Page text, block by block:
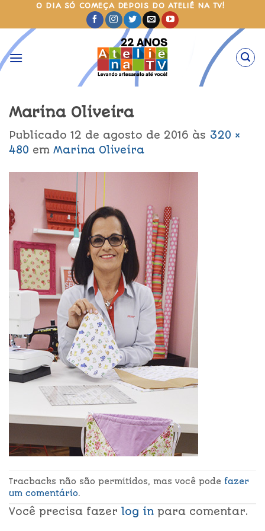
content
O DIA SÓ COMEÇA DEPOIS DO ATELIÊ NA TV!
Marina Oliveira
Publicado 12 de agosto de 2016 às 320 ×
480 em Marina Oliveira
Tracbacks não são permitidos, mas você pode fazer
um comentário.
Você precisa fazer log in para comentar.